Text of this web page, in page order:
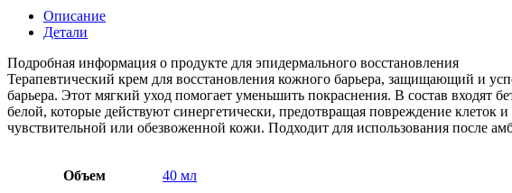
Крем
для
восстановление
поврежденной
кожи
40
мл
Описание
Детали
Подробная информация о продукте для эпидермального восстановления
Терапевтический крем для восстановления кожного барьера, защищающий и
барьера. Этот мягкий уход помогает уменьшить покраснения. В состав входят
белой, которые действуют синергетически, предотвращая повреждение
чувствительной или обезвоженной кожи. Подходит для использования после
Объем 40 мл